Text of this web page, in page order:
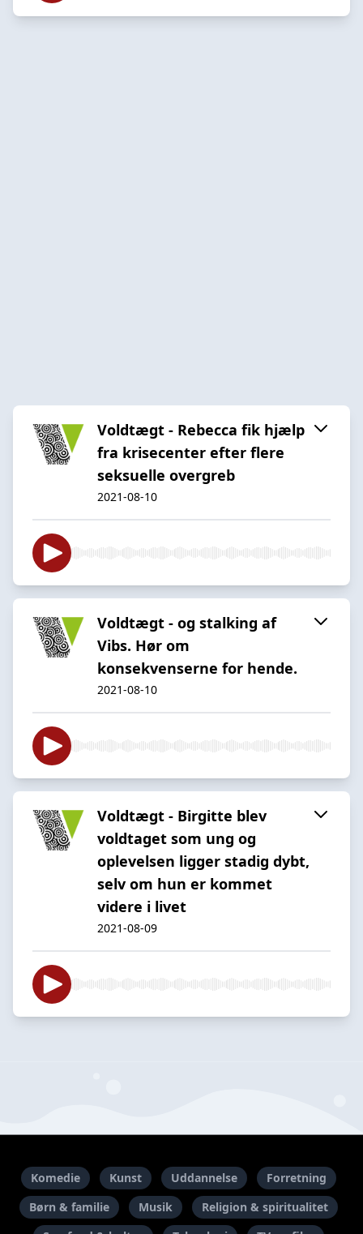
Voldtægt - Rebecca fik hjælp
fra krisecenter efter flere
seksuelle overgreb
2021-08-10
Voldtægt - og stalking af
Vibs. Hør om
konsekvenserne for hende.
2021-08-10
Voldtægt - Birgitte blev
voldtaget som ung og
oplevelsen ligger stadig dybt,
selv om hun er kommet
videre i livet
2021-08-09
Komedie Kunst Uddannelse
Forretning
Børn & familie
Musik
Religion & spiritualitet